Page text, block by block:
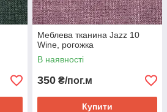
Меблева тканина Jazz 10
Wine, рогожка
В наявності
350 ₴/пог.м
Купити